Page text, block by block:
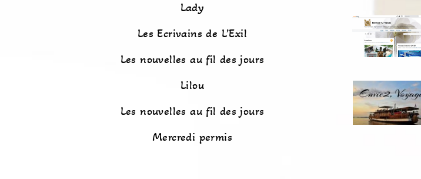
Lady
Les Ecrivains de L’Exil
Les nouvelles au fil des jours
Lilou
Les nouvelles au fil des jours
Mercredi permis